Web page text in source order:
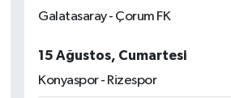
Galatasaray - Çorum FK
15 Ağustos, Cumartesi
Konyaspor - Rizespor